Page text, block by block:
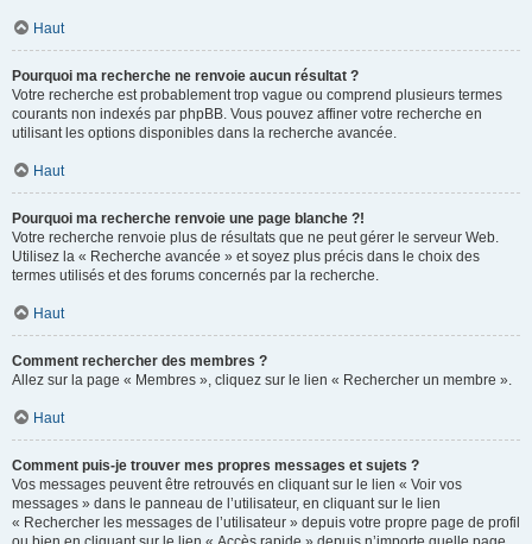
Haut
Pourquoi ma recherche ne renvoie aucun résultat ?
Votre recherche est probablement trop vague ou comprend plusieurs termes
courants non indexés par phpBB. Vous pouvez affiner votre recherche en
utilisant les options disponibles dans la recherche avancée.
Haut
Pourquoi ma recherche renvoie une page blanche ?!
Votre recherche renvoie plus de résultats que ne peut gérer le serveur Web.
Utilisez la « Recherche avancée » et soyez plus précis dans le choix des
termes utilisés et des forums concernés par la recherche.
Haut
Comment rechercher des membres ?
Allez sur la page « Membres », cliquez sur le lien « Rechercher un membre ».
Haut
Comment puis-je trouver mes propres messages et sujets ?
Vos messages peuvent être retrouvés en cliquant sur le lien « Voir vos
messages » dans le panneau de l’utilisateur, en cliquant sur le lien
« Rechercher les messages de l’utilisateur » depuis votre propre page de profil